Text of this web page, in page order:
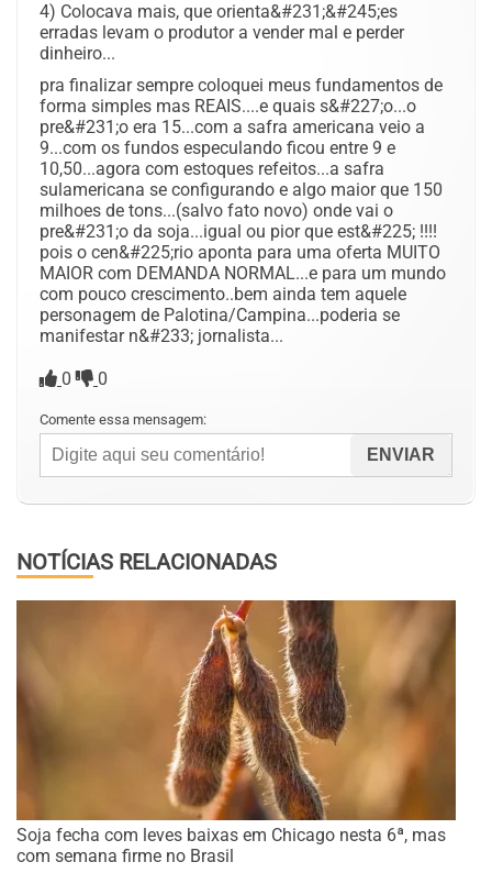
4) Colocava mais, que orienta&#231;&#245;es
erradas levam o produtor a vender mal e perder
dinheiro...
pra finalizar sempre coloquei meus fundamentos de
forma simples mas REAIS....e quais s&#227;o...o
pre&#231;o era 15...com a safra americana veio a
9...com os fundos especulando ficou entre 9 e
10,50...agora com estoques refeitos...a safra
sulamericana se configurando e algo maior que 150
milhoes de tons...(salvo fato novo) onde vai o
pre&#231;o da soja...igual ou pior que est&#225; !!!!
pois o cen&#225;rio aponta para uma oferta MUITO
MAIOR com DEMANDA NORMAL...e para um mundo
com pouco crescimento..bem ainda tem aquele
personagem de Palotina/Campina...poderia se
manifestar n&#233; jornalista...
0 0
Comente essa mensagem:
NOTÍCIAS RELACIONADAS
Soja fecha com leves baixas em Chicago nesta 6ª, mas
com semana firme no Brasil